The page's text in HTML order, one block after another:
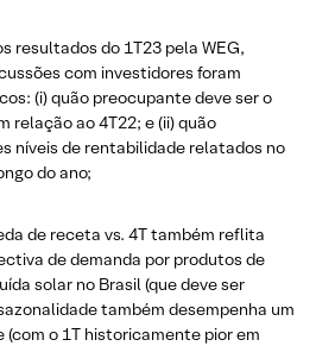
resultados do 1T23 pela WEG,
com investidores foram
(i) quão preocupante deve ser o
relação ao 4T22; e (ii) quão
níveis de rentabilidade relatados no
do ano;
de receta vs. 4T também reflita
de demanda por produtos de
solar no Brasil (que deve ser
também desempenha um
(com o 1T historicamente pior em